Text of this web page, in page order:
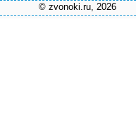
© zvonoki.ru, 2026